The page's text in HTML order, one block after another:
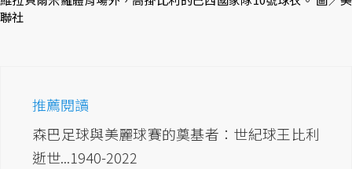
聯社
推薦閱讀
森巴足球與美麗球賽的奠基者：世紀球王比利
逝世...1940-2022